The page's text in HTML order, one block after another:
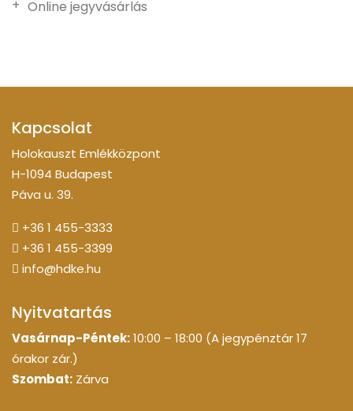
Online jegyvásárlás
Kapcsolat
Holokauszt Emlékközpont
H-1094 Budapest
Páva u. 39.
+36 1 455-3333
+36 1 455-3399
info@hdke.hu
Nyitvatartás
Vasárnap-Péntek:10:00 – 18:00 (A jegypénztár 17
órakor zár.)
Szombat: Zárva